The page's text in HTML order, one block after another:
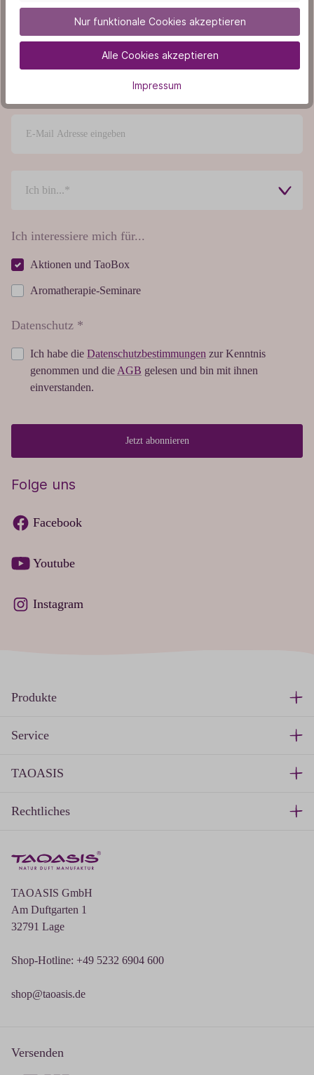
Melde dich bei unserem Newsletter an und profitiere von
exklusiven Rabatten und interessanten Neuigkeiten!
nächste Bestellung.
Ich interessiere mich für...
Aktionen und TaoBox
Aromatherapie-Seminare
Datenschutz *
Ich habe die Datenschutzbestimmungen zur Kenntnis
genommen und die AGB gelesen und bin mit ihnen
einverstanden.
Jetzt abonnieren
Folge uns
Facebook
Youtube
Instagram
TAOASIS GmbH
Am Duftgarten 1
32791 Lage
Shop-Hotline: +49 5232 6904 600
shop@taoasis.de
Produkte
Service
TAOASIS
Rechtliches
Versenden
Nur funktionale Cookies akzeptieren
Alle Cookies akzeptieren
Impressum